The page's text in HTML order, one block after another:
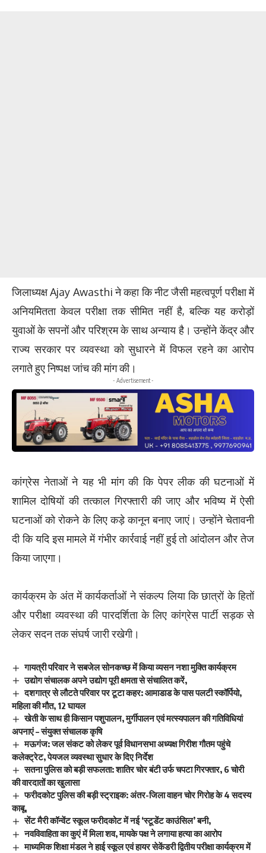
जिलाध्यक्ष Ajay Awasthi ने कहा कि नीट जैसी महत्वपूर्ण परीक्षा में
अनियमितता केवल परीक्षा तक सीमित नहीं है, बल्कि यह करोड़ों
युवाओं के सपनों और परिश्रम के साथ अन्याय है। उन्होंने केंद्र और
राज्य सरकार पर व्यवस्था को सुधारने में विफल रहने का आरोप
लगाते हुए निष्पक्ष जांच की मांग की।
- Advertisement -
कांग्रेस नेताओं ने यह भी मांग की कि पेपर लीक की घटनाओं में
शामिल दोषियों की तत्काल गिरफ्तारी की जाए और भविष्य में ऐसी
घटनाओं को रोकने के लिए कड़े कानून बनाए जाएं। उन्होंने चेतावनी
दी कि यदि इस मामले में गंभीर कार्रवाई नहीं हुई तो आंदोलन और तेज
किया जाएगा।
कार्यक्रम के अंत में कार्यकर्ताओं ने संकल्प लिया कि छात्रों के हितों
और परीक्षा व्यवस्था की पारदर्शिता के लिए कांग्रेस पार्टी सड़क से
लेकर सदन तक संघर्ष जारी रखेगी।
गायत्री परिवार ने सबजेल सोनकच्छ में किया व्यसन नशा मुक्ति कार्यक्रम
उद्योग संचालक अपने उद्योग पूरी क्षमता से संचालित करें,
दशगात्र से लौटते परिवार पर टूटा कहर: आमाडाड के पास पलटी स्कॉर्पियो,
महिला की मौत, 12 घायल
खेती के साथ ही किसान पशुपालन, मुर्गीपालन एवं मत्स्यपालन की गतिविधियां
अपनाएं – संयुक्त संचालक कृषि
मऊगंज: जल संकट को लेकर पूर्व विधानसभा अध्यक्ष गिरीश गौतम पहुंचे
कलेक्ट्रेट, पेयजल व्यवस्था सुधार के दिए निर्देश
सतना पुलिस को बड़ी सफलता: शातिर चोर बंटी उर्फ चपटा गिरफ्तार, 6 चोरी
की वारदातों का खुलासा
फरीदकोट पुलिस की बड़ी स्ट्राइक: अंतर-जिला वाहन चोर गिरोह के 4 सदस्य
काबू,
सेंट मैरी कॉन्वेंट स्कूल फरीदकोट में नई ‘स्टूडेंट काउंसिल’ बनी,
नवविवाहिता का कुएं में मिला शव, मायके पक्ष ने लगाया हत्या का आरोप
माध्यमिक शिक्षा मंडल ने हाई स्कूल एवं हायर सेकेंडरी द्वितीय परीक्षा कार्यक्रम में